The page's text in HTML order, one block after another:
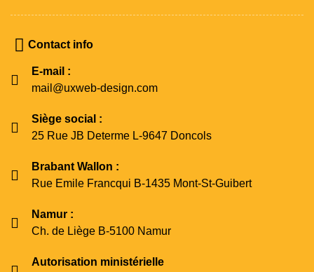
Contact info
E-mail :
mail@uxweb-design.com
Siège social :
25 Rue JB Determe L-9647 Doncols
Brabant Wallon :
Rue Emile Francqui B-1435 Mont-St-Guibert
Namur :
Ch. de Liège B-5100 Namur
Autorisation ministérielle